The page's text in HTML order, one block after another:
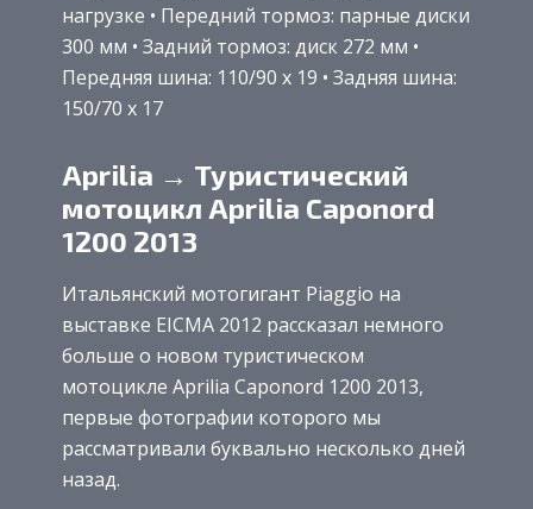
нагрузке • Передний тормоз: парные диски
300 мм • Задний тормоз: диск 272 мм •
Передняя шина: 110/90 x 19 • Задняя шина:
150/70 x 17
Aprilia → Туристический
мотоцикл Aprilia Caponord
1200 2013
Итальянский мотогигант Piaggio на
выставке EICMA 2012 рассказал немного
больше о новом туристическом
мотоцикле Aprilia Caponord 1200 2013,
первые фотографии которого мы
рассматривали буквально несколько дней
назад.